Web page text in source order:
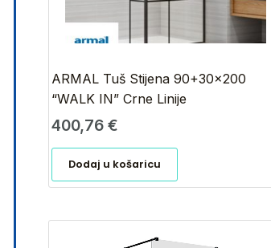
ARMAL Tuš Stijena 90+30×200
“WALK IN” Crne Linije
400,76€
Dodaj u košaricu